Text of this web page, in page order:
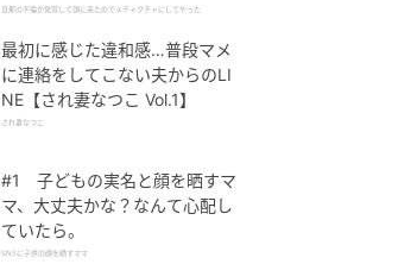
旦那の不倫が発覚して頭に来た
旦那の不倫が発覚して頭に来たのでメチャクチャにしてやった
最初に感じた違和感…普段マメ
に連絡をしてこない夫からのLI
NE【され妻なつこ Vol.1】
され妻なつこ
#1 子どもの実名と顔を晒すマ
マ、大丈夫かな？なんて心配し
ていたら。
SNSに子供の顔を晒すママ